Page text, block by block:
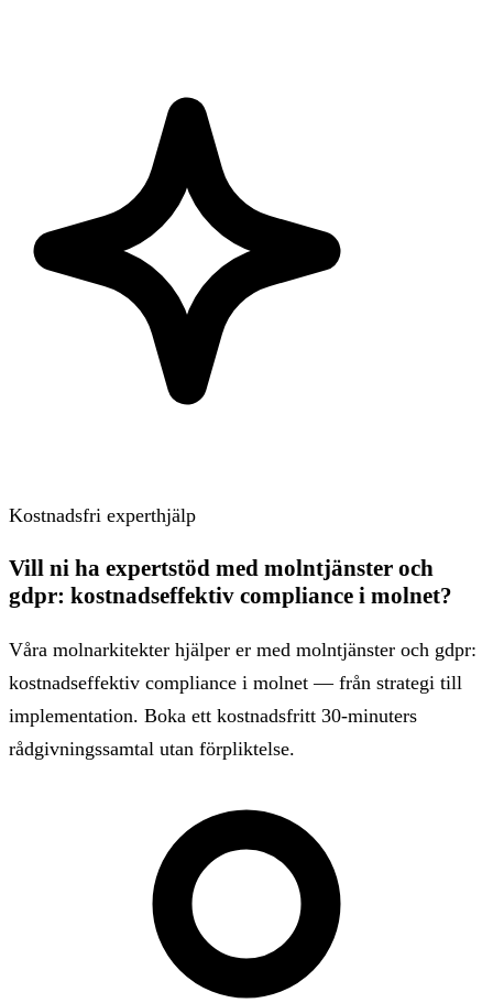
Kostnadsfri experthjälp
Vill ni ha expertstöd med molntjänster och
gdpr: kostnadseffektiv compliance i molnet?
Våra molnarkitekter hjälper er med molntjänster och gdpr:
kostnadseffektiv compliance i molnet — från strategi till
implementation. Boka ett kostnadsfritt 30-minuters
rådgivningssamtal utan förpliktelse.